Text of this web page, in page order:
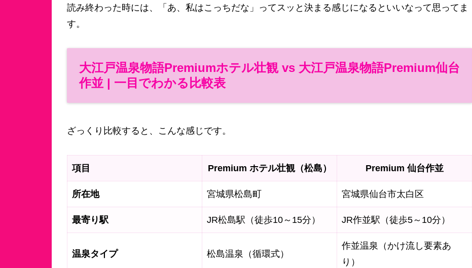
読み終わった時には、「あ、私はこっちだな」ってスッと決まる感じになるといいなって思ってま
す。
大江戸温泉物語Premiumホテル壮観 vs 大江戸温泉物語Premium仙台
作並 | 一目でわかる比較表
ざっくり比較すると、こんな感じです。
項目 Premium ホテル壮観（松島） Premium 仙台作並
所在地 宮城県松島町 宮城県仙台市太白区
最寄り駅 JR松島駅（徒歩10～15分） JR作並駅（徒歩5～10分）
温泉タイプ 松島温泉（循環式）
作並温泉（かけ流し要素あ
り）